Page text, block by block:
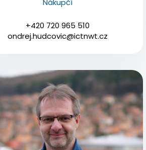
Nákupčí
+420 720 965 510
ondrej.hudcovic@ictnwt.cz